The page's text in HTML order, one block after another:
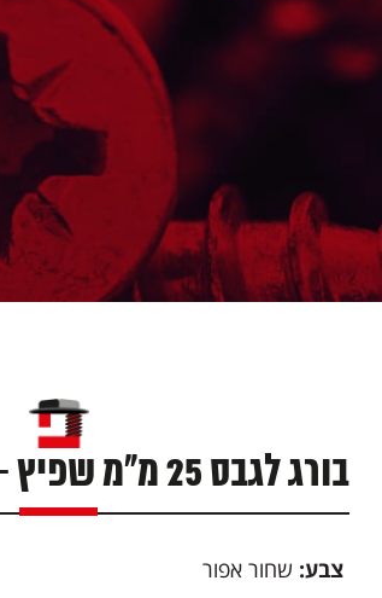
בורג לגבס 25 מ"מ שפיץ – קופסא 500 יח'
צבע: שחור אפור